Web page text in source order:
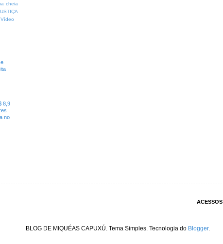
cheia
Vídeo
8,9
no
ACESSOS
BLOG DE MIQUÉAS CAPUXÚ. Tema Simples. Tecnologia do Blogger.